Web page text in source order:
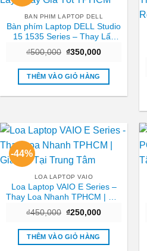
BAN PHIM LAPTOP DELL
Bàn phím Laptop DELL Studio
15 1535 Series – Thay Lấy
₫500,000 Giá
₫500,000.
₫350,000Giá
₫350,000.
THÊM VÀO GIỎ HÀNG
-44%
LOA LAPTOP VAIO
Loa Laptop VAIO E Series –
Thay Loa Nhanh TPHCM | Giá
₫450,000 Giá
₫450,000.
₫250,000Giá
₫250,000.
THÊM VÀO GIỎ HÀNG